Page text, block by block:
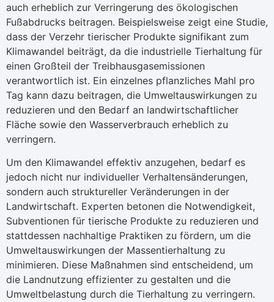
auch erheblich zur Verringerung des ökologischen
Fußabdrucks beitragen. Beispielsweise zeigt eine Studie,
dass der Verzehr tierischer Produkte signifikant zum
Klimawandel beiträgt, da die industrielle Tierhaltung für
einen Großteil der Treibhausgasemissionen
verantwortlich ist. Ein einzelnes pflanzliches Mahl pro
Tag kann dazu beitragen, die Umweltauswirkungen zu
reduzieren und den Bedarf an landwirtschaftlicher
Fläche sowie den Wasserverbrauch erheblich zu
verringern.
Um den Klimawandel effektiv anzugehen, bedarf es
jedoch nicht nur individueller Verhaltensänderungen,
sondern auch struktureller Veränderungen in der
Landwirtschaft. Experten betonen die Notwendigkeit,
Subventionen für tierische Produkte zu reduzieren und
stattdessen nachhaltige Praktiken zu fördern, um die
Umweltauswirkungen der Massentierhaltung zu
minimieren. Diese Maßnahmen sind entscheidend, um
die Landnutzung effizienter zu gestalten und die
Umweltbelastung durch die Tierhaltung zu verringern.